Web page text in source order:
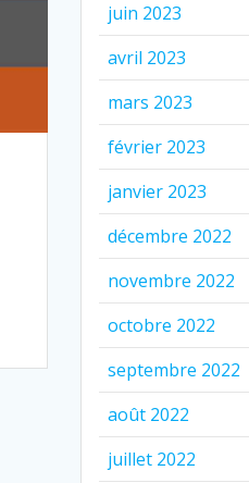
juin 2023
avril 2023
mars 2023
février 2023
janvier 2023
décembre 2022
novembre 2022
octobre 2022
septembre 2022
août 2022
juillet 2022